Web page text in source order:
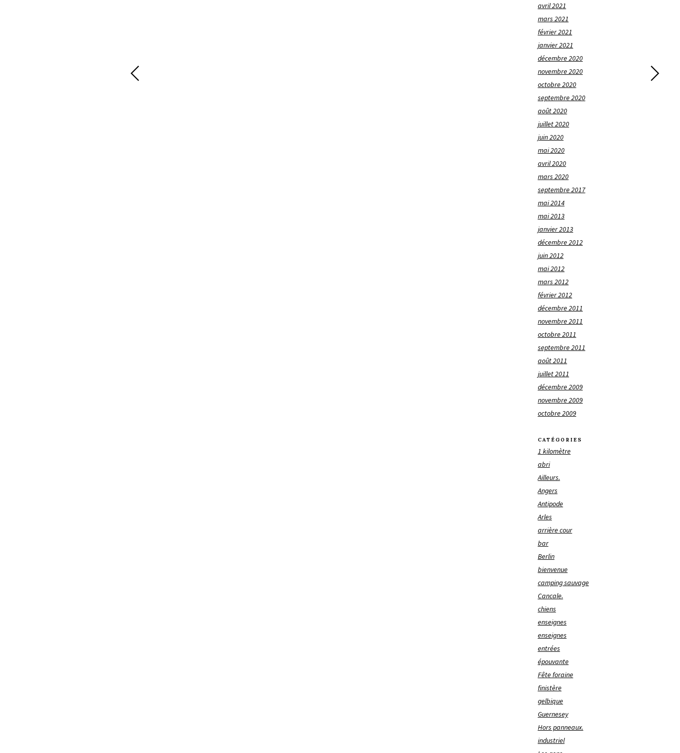
avril 2021
mars 2021
février 2021
janvier 2021
décembre 2020
novembre 2020
octobre 2020
septembre 2020
août 2020
juillet 2020
juin 2020
mai 2020
avril 2020
mars 2020
septembre 2017
mai 2014
mai 2013
janvier 2013
décembre 2012
juin 2012
mai 2012
mars 2012
février 2012
décembre 2011
novembre 2011
octobre 2011
septembre 2011
août 2011
juillet 2011
décembre 2009
novembre 2009
octobre 2009
CATÉGORIES
1 kilomètre
abri
Ailleurs.
Angers
Antipode
Arles
arrière cour
bar
Berlin
bienvenue
camping sauvage
Cancale.
chiens
enseignes
enseignes
entrées
épouvante
Fête foraine
finistère
gelbique
Guernesey
Hors panneaux.
industriel